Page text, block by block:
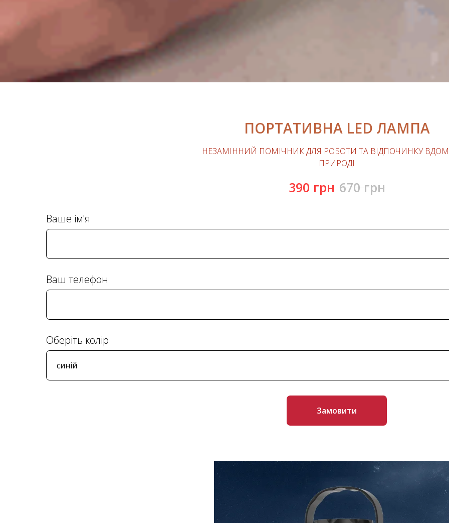
ПОРТАТИВНА LED ЛАМПА
НЕЗАМІННИЙ ПОМІЧНИК ДЛЯ РОБОТИ ТА ВІДПОЧИНКУ
ПРИРОДІ
390 грн 670 грн
Ваше ім'я
Ваш телефон
Оберіть колір
Замовити